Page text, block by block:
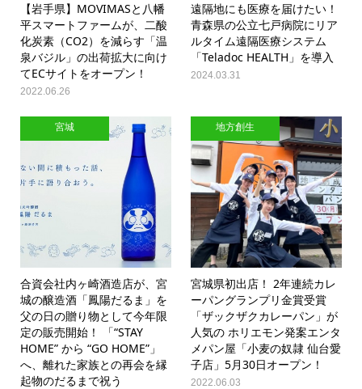
【岩手県】MOVIMASと八幡
平スマートファームが、二酸
化炭素（CO2）を減らす「温
泉バジル」の出荷拡大に向け
てECサイトをオープン！
2022.06.26
遠隔地にも医療を届けたい！
青森県の公立七戸病院にリア
ルタイム遠隔医療システム
「Teladoc HEALTH」を導入
2024.03.31
宮城
合資会社内ヶ崎酒造店が、宮
城の醸造酒「鳳陽だるま」を
父の日の贈り物として今年限
定の販売開始！ 「“STAY
HOME” から “GO HOME”」
へ、離れた家族との再会を縁
起物のだるまで祝う
地方創生
宮城県初出店！ 2年連続カレ
ーパングランプリ金賞受賞
「ザックザクカレーパン」が
人気の ホリエモン発案エンタ
メパン屋「小麦の奴隷 仙台愛
子店」5月30日オープン！
2022.06.03